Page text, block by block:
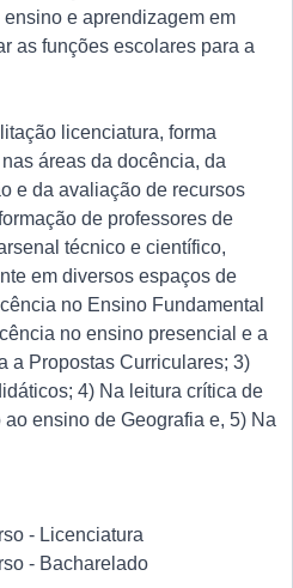
e aprendizagem em
as funções escolares para a
licenciatura, forma
áreas da docência, da
e da avaliação de recursos
de professores de
técnico e científico,
em diversos espaços de
no Ensino Fundamental
no ensino presencial e a
a Propostas Curriculares; 3)
4) Na leitura crítica de
ensino de Geografia e, 5) Na
- Licenciatura
- Bacharelado